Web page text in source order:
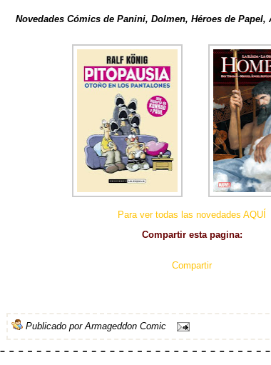
Novedades Cómics de Panini, Dolmen, Héroes de
Para ver todas las novedades AQUÍ
Compartir esta pagina:
Compartir
Publicado porArmageddon Comic